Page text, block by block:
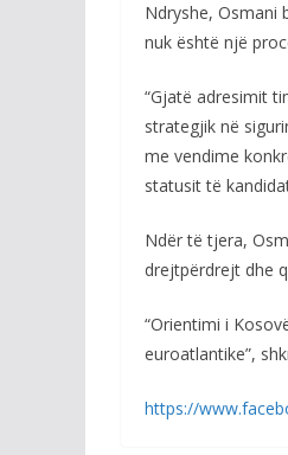
Ndryshe, Osmani
nuk është një
“Gjatë adresimit
strategjik në
me vendime
statusit të
Ndër të tjera,
drejtpërdrejt dhe
“Orientimi i
euroatlantike”,
https://